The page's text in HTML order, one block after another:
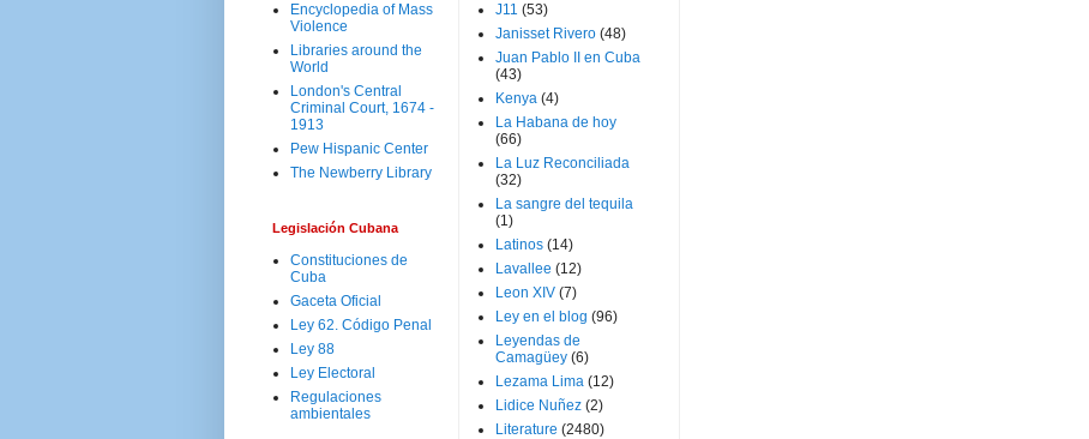
Encyclopedia of Mass
Violence
Libraries around the
World
London's Central
Criminal Court, 1674 -
1913
Pew Hispanic Center
The Newberry Library
Legislación Cubana
Constituciones de
Cuba
Gaceta Oficial
Ley 62. Código Penal
Ley 88
Ley Electoral
Regulaciones
ambientales
J11 (53)
Janisset Rivero (48)
Juan Pablo II en Cuba
(43)
Kenya (4)
La Habana de hoy
(66)
La Luz Reconciliada
(32)
La sangre del tequila
(1)
Latinos (14)
Lavallee (12)
Leon XIV (7)
Ley en el blog (96)
Leyendas de
Camagüey (6)
Lezama Lima (12)
Lidice Nuñez (2)
Literature (2480)